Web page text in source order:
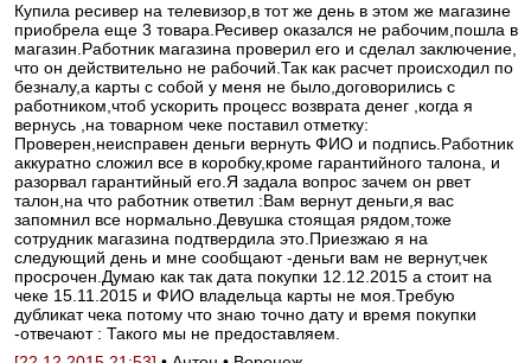
Купила ресивер на телевизор,в тот же день в этом же магазине
приобрела еще 3 товара.Ресивер оказался не рабочим,пошла в
магазин.Работник магазина проверил его и сделал заключение,
что он действительно не рабочий.Так как расчет происходил по
безналу,а карты с собой у меня не было,договорились с
работником,чтоб ускорить процесс возврата денег ,когда я
вернусь ,на товарном чеке поставил отметку:
Проверен,неисправен деньги вернуть ФИО и подпись.Работник
аккуратно сложил все в коробку,кроме гарантийного талона, и
разорвал гарантийный его.Я задала вопрос зачем он рвет
талон,на что работник ответил :Вам вернут деньги,я вас
запомнил все нормально.Девушка стоящая рядом,тоже
сотрудник магазина подтвердила это.Приезжаю я на
следующий день и мне сообщают -деньги вам не вернут,чек
просрочен.Думаю как так дата покупки 12.12.2015 а стоит на
чеке 15.11.2015 и ФИО владельца карты не моя.Требую
дубликат чека потому что знаю точно дату и время покупки
-отвечают : Такого мы не предоставляем.